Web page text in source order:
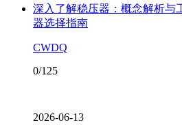
深入了解稳压器：概念解析与
器选择指南
CWDQ
0/125
2026-06-13